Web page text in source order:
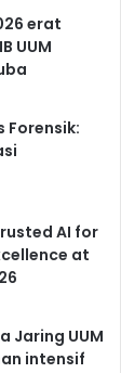
erat
UUM
Forensik:
AI for
at
Jaring UUM
intensif